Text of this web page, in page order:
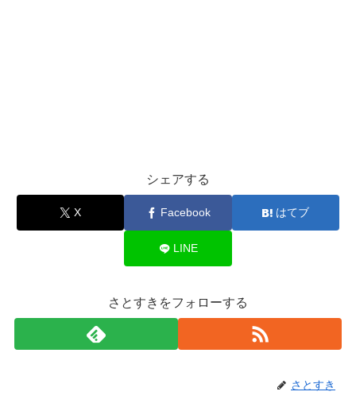
シェアする
X Facebook はてブ
LINE
さとすきをフォローする
さとすき